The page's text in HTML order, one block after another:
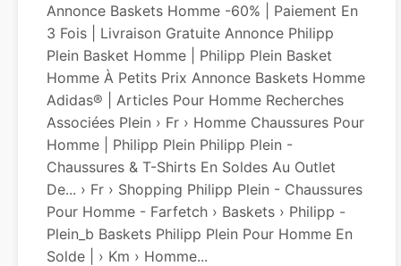
Annonce Baskets Homme -60% | Paiement En
3 Fois | Livraison Gratuite Annonce Philipp
Plein Basket Homme | Philipp Plein Basket
Homme À Petits Prix Annonce Baskets Homme
Adidas® | Articles Pour Homme Recherches
Associées Plein › Fr › Homme Chaussures Pour
Homme | Philipp Plein Philipp Plein -
Chaussures & T-Shirts En Soldes Au Outlet
De... › Fr › Shopping Philipp Plein - Chaussures
Pour Homme - Farfetch › Baskets › Philipp -
Plein_b Baskets Philipp Plein Pour Homme En
Solde | › Km › Homme...